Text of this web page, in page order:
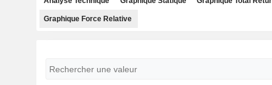
Graphique Force Relative